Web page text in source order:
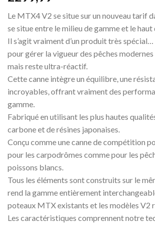
Le MTX4 V2 se situe sur un nouveau tarif
se situe entre le milieu de gamme et le haut
Il s’agit vraiment d’un produit très
pour gérer la vigueur des pêches
mais reste ultra-réactif.
Cette canne intègre un équilibre, une
incroyables, offrant vraiment des
gamme.
Fabriqué en utilisant les plus hautes
carbone et de résines japonaises.
Conçu comme une canne de compétition
pour les carpodrômes comme pour les
poissons blancs.
Tous les éléments sont construits sur le
rend la gamme entièrement
poteaux MTX existants et les modèles V2
Les caractéristiques comprennent notre